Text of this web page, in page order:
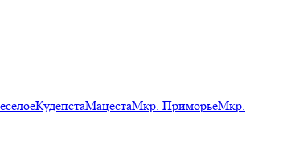
КудепстаМацестаМкр. ПриморьеМкр.